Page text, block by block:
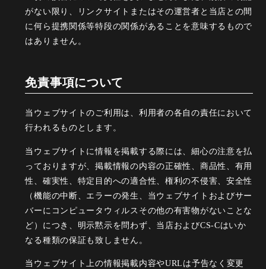
がない限り、リンクサイトまたはその運営者と当店との間
に何ら提携関係等特段の関係があることを意味するもので
はありません。
免責事項について
当ウェブサイトのご利用は、利用者の各自の責任において
行われるものとします。
当ウェブサイトに情報を掲載する際には、細心の注意を払
っておりますが、掲載情報の内容の正確性、商品性、有用
性、確実性、特定目的への適合性、権利の不侵害、安全性
（機能の中断、エラーの発生、当ウェブサイトおよびサー
バーにコンピュータウィルスその他の有害物がないことな
ど）につき、明示黙示を問わず、当店およびCS-Cはいか
なる種類の保証も致しません。
当ウェブサイト上の情報掲載内容やURLは予告なく変更